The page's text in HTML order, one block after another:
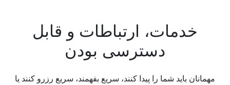
خدمات، ارتباطات و قابل
دسترسی بودن
مهمانان باید شما را پیدا کنند، سریع بفهمند، سریع رزرو کنند یا